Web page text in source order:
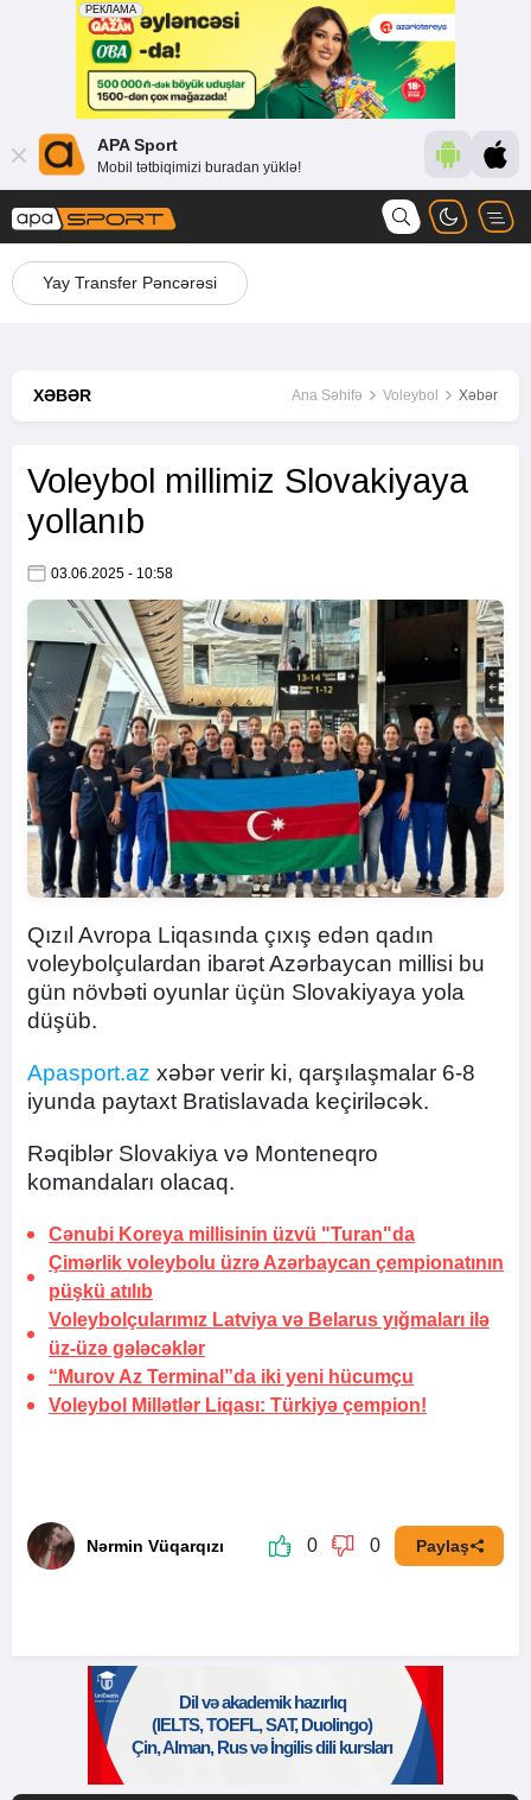
APA Sport
Mobil tətbiqimizi buradan yüklə!
Yay Transfer Pəncərəsi
XƏBƏR Ana Səhifə Voleybol Xəbər
Voleybol millimiz Slovakiyaya
yollanıb
03.06.2025 - 10:58
Qızıl Avropa Liqasında çıxış edən qadın
voleybolçulardan ibarət Azərbaycan millisi bu
gün növbəti oyunlar üçün Slovakiyaya yola
düşüb.
Apasport.az xəbər verir ki, qarşılaşmalar 6-8
iyunda paytaxt Bratislavada keçiriləcək.
Rəqiblər Slovakiya və Monteneqro
komandaları olacaq.
Cənubi Koreya millisinin üzvü "Turan"da
Çimərlik voleybolu üzrə Azərbaycan çempionatının
püşkü atılıb
Voleybolçularımız Latviya və Belarus yığmaları ilə
üz-üzə gələcəklər
“Murov Az Terminal”da iki yeni hücumçu
Voleybol Millətlər Liqası: Türkiyə çempion!
Nərmin Vüqarqızı 0 0 Paylaş